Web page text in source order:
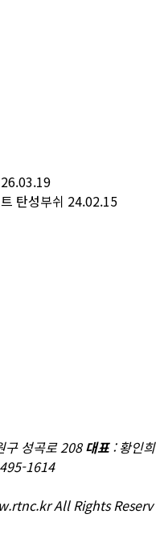
26.03.19
탄성부쉬 24.02.15
전밸브, 압력스위치, 차압
구 성곡로 208대표: 황인희
1614
All Rights Reserv